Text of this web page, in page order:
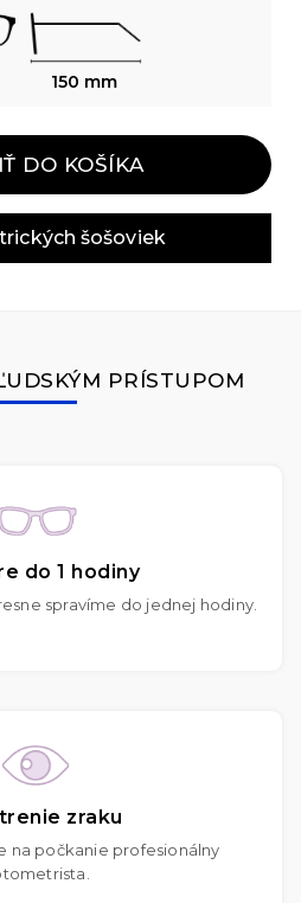
150 mm
DO KOŠÍKA
šošoviek
PRÍSTUPOM
do 1 hodiny
spravíme do jednej hodiny.
zraku
na počkanie profesionálny